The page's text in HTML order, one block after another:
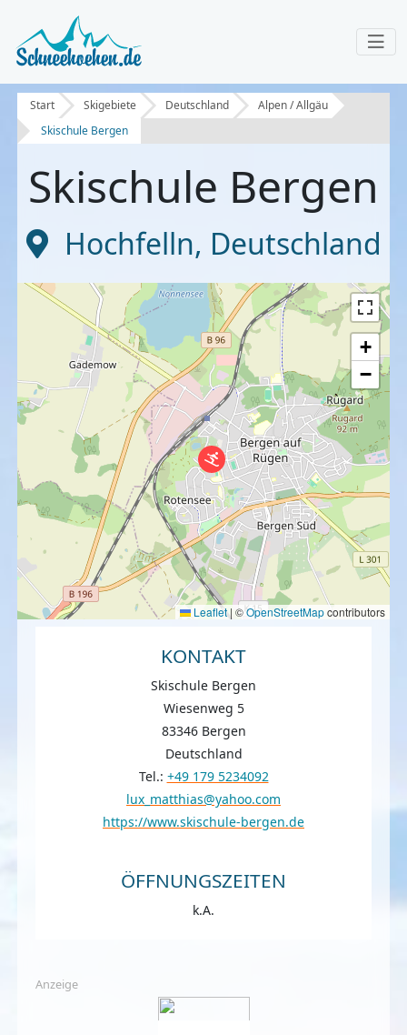
Start Skigebiete Deutschland
Alpen / Allgäu
Skischule Bergen
Skischule Bergen
Hochfelln, Deutschland
+
−
Leaflet| ©OpenStreetMapcontributors
KONTAKT
Skischule Bergen
Wiesenweg 5
83346 Bergen
Deutschland
Tel.: +49 179 5234092
lux_matthias@yahoo.com
https://www.skischule-bergen.de
ÖFFNUNGSZEITEN
k.A.
Anzeige